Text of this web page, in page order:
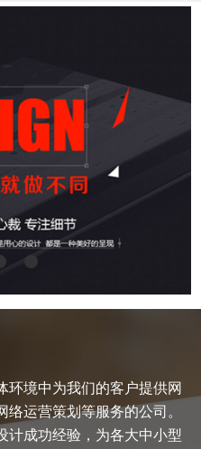
已拍摄，确保每一张配图也
环境中为我们的客户提供网
运营策划等服务的公司。
计成功经验，为各大中小型